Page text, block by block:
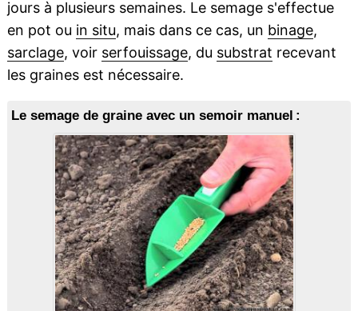
jours à plusieurs semaines. Le semage s'effectue
en pot ou in situ, mais dans ce cas, un binage,
sarclage, voir serfouissage, du substrat recevant
les graines est nécessaire.
Le semage de graine avec un semoir manuel :